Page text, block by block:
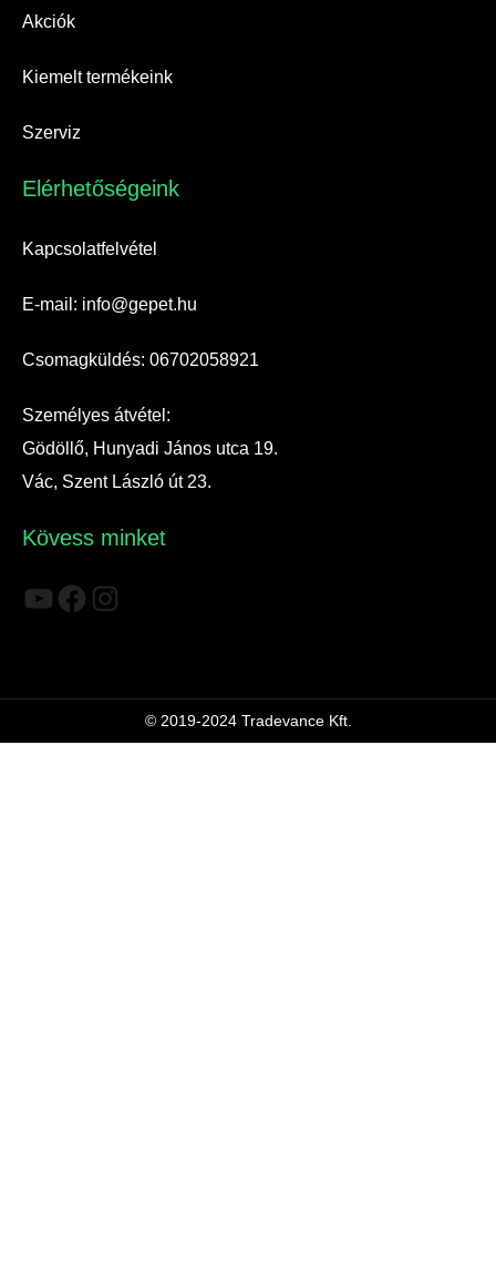
Akciók
Kiemelt termékeink
Szerviz
Elérhetőségeink​
Kapcsolatfelvétel
E-mail: info@gepet.hu
Csomagküldés: 06702058921
Személyes átvétel:
Gödöllő, Hunyadi János utca 19.
Vác, Szent László út 23.
Kövess minket
YouTube
Facebook
Instagram
© 2019-2024 Tradevance Kft.